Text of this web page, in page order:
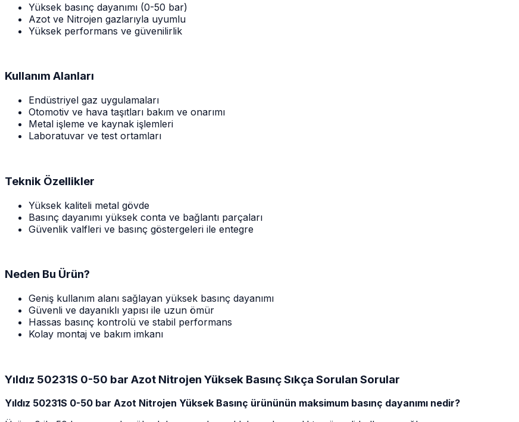
Yüksek basınç dayanımı (0-50 bar)
Azot ve Nitrojen gazlarıyla uyumlu
Yüksek performans ve güvenilirlik
Kullanım Alanları
Endüstriyel gaz uygulamaları
Otomotiv ve hava taşıtları bakım ve onarımı
Metal işleme ve kaynak işlemleri
Laboratuvar ve test ortamları
Teknik Özellikler
Yüksek kaliteli metal gövde
Basınç dayanımı yüksek conta ve bağlantı parçaları
Güvenlik valfleri ve basınç göstergeleri ile entegre
Neden Bu Ürün?
Geniş kullanım alanı sağlayan yüksek basınç dayanımı
Güvenli ve dayanıklı yapısı ile uzun ömür
Hassas basınç kontrolü ve stabil performans
Kolay montaj ve bakım imkanı
Yıldız 50231S 0-50 bar Azot Nitrojen Yüksek Basınç Sıkça Sorulan Sorular
Yıldız 50231S 0-50 bar Azot Nitrojen Yüksek Basınç ürününün maksimum basınç dayanımı nedir?